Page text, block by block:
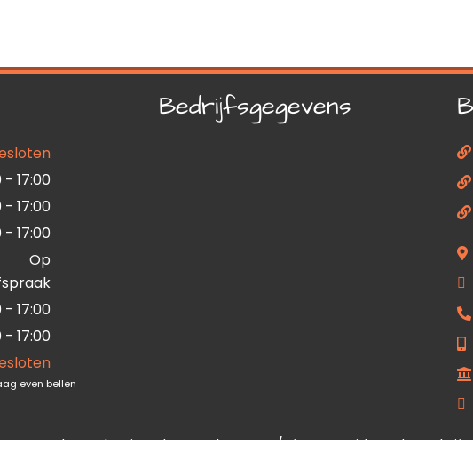
- 17:00
- 17:00
- 17:00
Op
- 17:00
- 17:00
even bellen
Bedrijfsgegevens
worden gekopieerd, opgeslagen en/of verspreid zonder